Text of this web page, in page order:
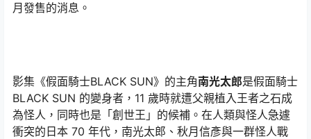
月發售的消息。
影集《假面騎士BLACK SUN》的主角南光太郎是假面騎士
BLACK SUN 的變身者，11 歲時就遭父親植入王者之石成
為怪人，同時也是「創世王」的候補。在人類與怪人急遽
衝突的日本 70 年代，南光太郎、秋月信彥與一群怪人戰